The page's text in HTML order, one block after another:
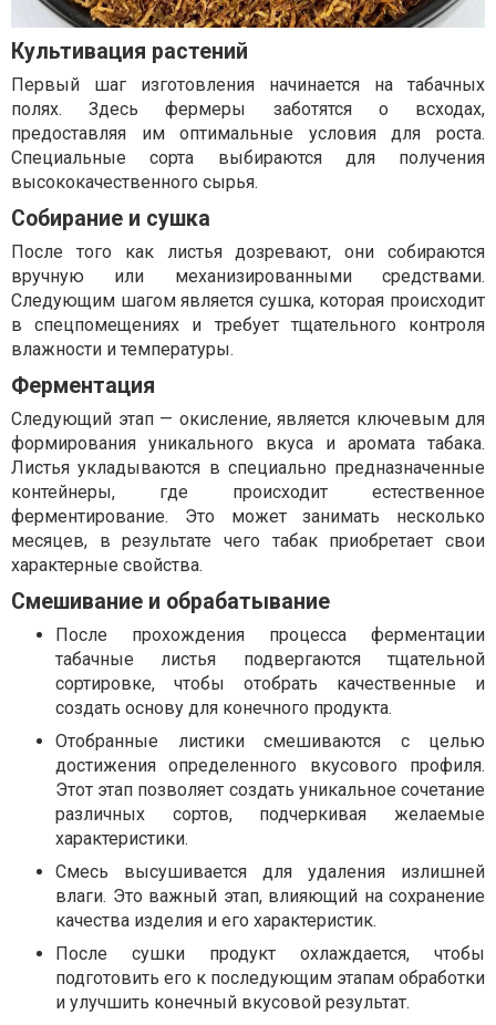
Культивация растений
Первый шаг изготовления начинается на табачных
полях. Здесь фермеры заботятся о всходах,
предоставляя им оптимальные условия для роста.
Специальные сорта выбираются для получения
высококачественного сырья.
Собирание и сушка
После того как листья дозревают, они собираются
вручную или механизированными средствами.
Следующим шагом является сушка, которая происходит
в спецпомещениях и требует тщательного контроля
влажности и температуры.
Ферментация
Следующий этап — окисление, является ключевым для
формирования уникального вкуса и аромата табака.
Листья укладываются в специально предназначенные
контейнеры, где происходит естественное
ферментирование. Это может занимать несколько
месяцев, в результате чего табак приобретает свои
характерные свойства.
Смешивание и обрабатывание
После прохождения процесса ферментации
табачные листья подвергаются тщательной
сортировке, чтобы отобрать качественные и
создать основу для конечного продукта.
Отобранные листики смешиваются с целью
достижения определенного вкусового профиля.
Этот этап позволяет создать уникальное сочетание
различных сортов, подчеркивая желаемые
характеристики.
Смесь высушивается для удаления излишней
влаги. Это важный этап, влияющий на сохранение
качества изделия и его характеристик.
После сушки продукт охлаждается, чтобы
подготовить его к последующим этапам обработки
и улучшить конечный вкусовой результат.